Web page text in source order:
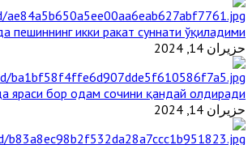
икки ракат суннати ўқиладими?
حزيران 14, 2024
яраси бор одам сочини қандай олдиради?
حزيران 14, 2024